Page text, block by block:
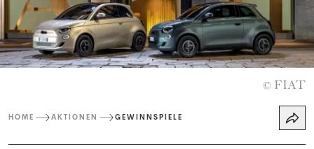
© FIAT
HOME AKTIONEN GEWINNSPIELE